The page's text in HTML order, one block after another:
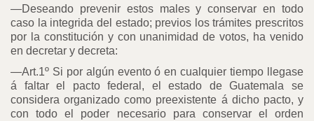
—Deseando prevenir estos males y conservar en todo
caso la integrida del estado; previos los trámites prescritos
por la constitución y con unanimidad de votos, ha venido
en decretar y decreta:
—Art.1º Si por algún evento ó en cualquier tiempo llegase
á faltar el pacto federal, el estado de Guatemala se
considera organizado como preexistente á dicho pacto, y
con todo el poder necesario para conservar el orden